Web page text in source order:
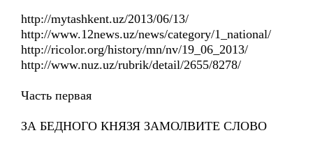
http://mytashkent.uz/2013/06/13/
http://www.12news.uz/news/category/1_national/
http://ricolor.org/history/mn/nv/19_06_2013/
http://www.nuz.uz/rubrik/detail/2655/8278/
Часть первая
ЗА БЕДНОГО КНЯЗЯ ЗАМОЛВИТЕ СЛОВО